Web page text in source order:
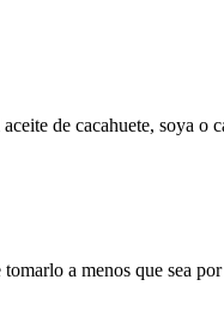
de cacahuete, soya o
a menos que sea